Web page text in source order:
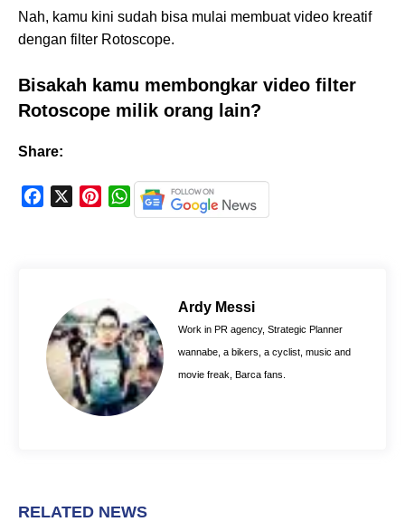
Nah, kamu kini sudah bisa mulai membuat video kreatif
dengan filter Rotoscope.
Bisakah kamu membongkar video filter
Rotoscope milik orang lain?
Share:
k
r
e
s
W
h
p
p
Ardy Messi
Work in PR agency, Strategic Planner
wannabe, a bikers, a cyclist, music and
movie freak, Barca fans.
RELATED NEWS